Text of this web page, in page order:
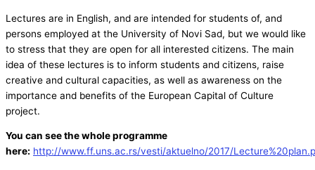
Lectures are in English, and are intended for students of, and
persons employed at the University of Novi Sad, but we would like
to stress that they are open for all interested citizens. The main
idea of these lectures is to inform students and citizens, raise
creative and cultural capacities, as well as awareness on the
importance and benefits of the European Capital of Culture
project.
You can see the whole programme
here: http://www.ff.uns.ac.rs/vesti/aktuelno/2017/